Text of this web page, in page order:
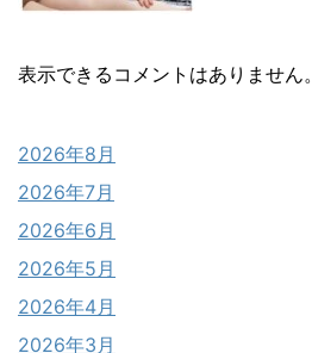
表示できるコメントはありません。
2026年8月
2026年7月
2026年6月
2026年5月
2026年4月
2026年3月